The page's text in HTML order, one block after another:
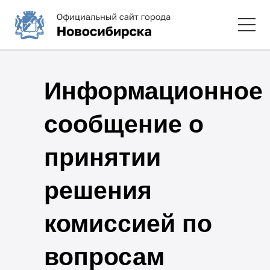
Информационное
сообщение о
принятии
решения
комиссией по
вопросам